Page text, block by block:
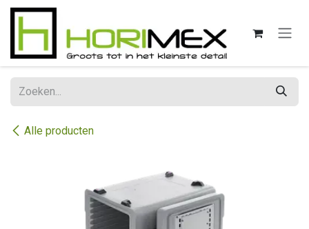
Overslaan naar inhoud
Alle producten